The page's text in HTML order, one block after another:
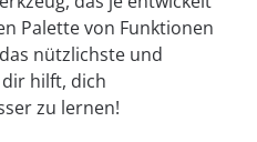
Palette von Funktionen
nützlichste und
hilft, dich
zu lernen!